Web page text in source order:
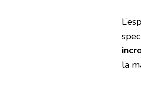
la